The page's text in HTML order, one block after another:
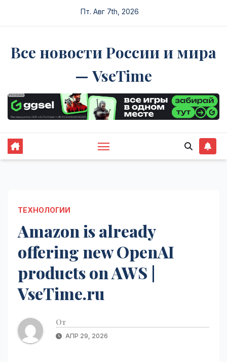
Пт. Авг 7th, 2026
Все новости России и мира
— VseTime
ТЕХНОЛОГИИ
Amazon is already
offering new OpenAI
products on AWS |
VseTime.ru
От
АПР 29, 2026